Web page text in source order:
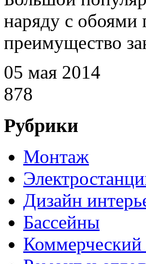
наряду с обоями
преимущество
05 мая 2014
878
Рубрики
Монтаж
Дизайн
Бассейны